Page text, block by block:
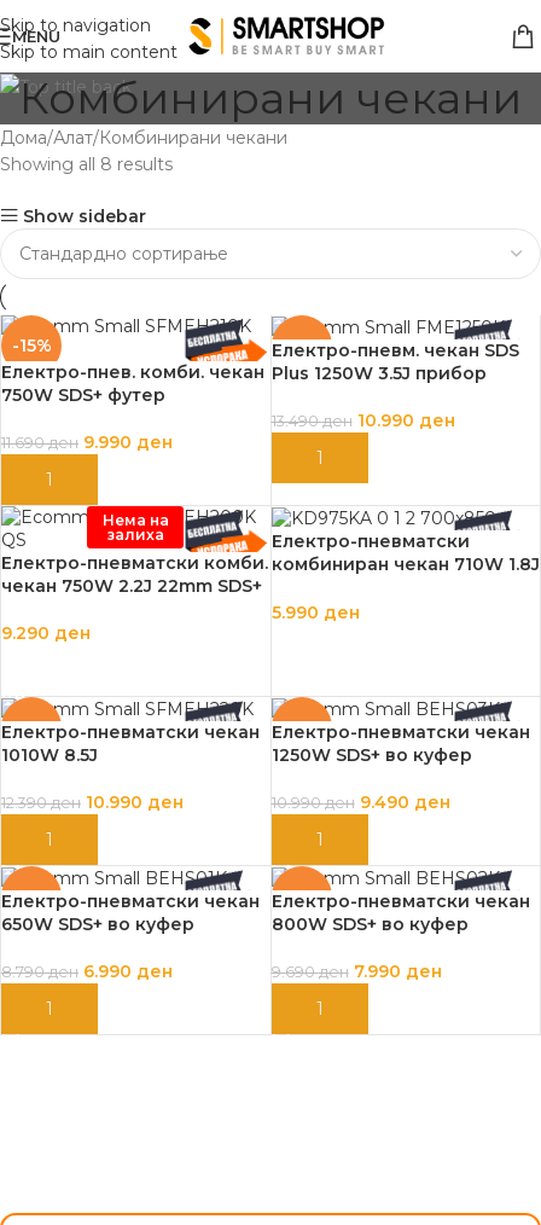
Skip to navigation
Skip to main content
MENU
Комбинирани чекани
Дома Алат Комбинирани чекани
Showing all 8 results
Show sidebar
-15%
Електро-пнев. комби. чекан
750W SDS+ футер
11.690ден 9.990 ден
ДОДАЈ ВО КОШНИЦА
-19%
Електро-пневм. чекан SDS
Plus 1250W 3.5J прибор
13.490ден 10.990 ден
ДОДАЈ ВО КОШНИЦА
Нема на
залиха
Електро-пневматски комби.
чекан 750W 2.2J 22mm SDS+
9.290 ден
Електро-пневматски
комбиниран чекан 710W 1.8J
5.990 ден
-11%
Електро-пневматски чекан
1010W 8.5J
12.390ден 10.990 ден
ДОДАЈ ВО КОШНИЦА
-14%
Електро-пневматски чекан
1250W SDS+ во куфер
10.990ден 9.490 ден
ДОДАЈ ВО КОШНИЦА
-20%
Електро-пневматски чекан
650W SDS+ во куфер
8.790ден 6.990 ден
ДОДАЈ ВО КОШНИЦА
-18%
Електро-пневматски чекан
800W SDS+ во куфер
9.690ден 7.990 ден
ДОДАЈ ВО КОШНИЦА